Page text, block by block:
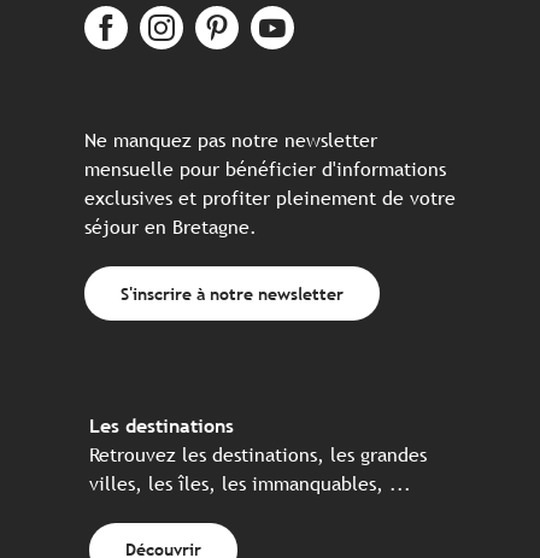
Ne manquez pas notre newsletter
mensuelle pour bénéficier d'informations
exclusives et profiter pleinement de votre
séjour en Bretagne.
S'inscrire à notre newsletter
Les destinations
Retrouvez les destinations, les grandes
villes, les îles, les immanquables, ...
Découvrir